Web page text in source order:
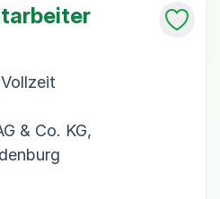
Vollzeit
& Co. KG,